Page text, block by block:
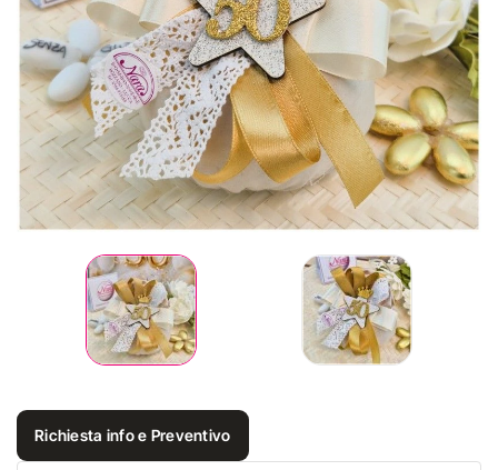
Richiesta info e Preventivo